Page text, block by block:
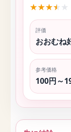
★★★★ ★
評価
おおむね
参考価格
100円～